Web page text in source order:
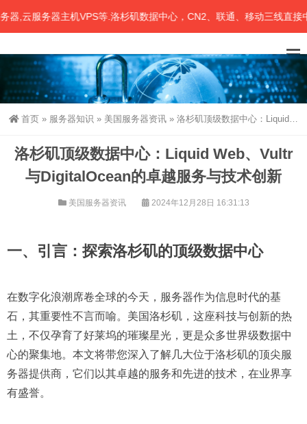
服务器主机VPS等.洛杉矶数据中心，CN2、联通、移动三线直接中国
首页 » 服务器知识 » 美国服务器资讯 » 洛杉矶顶级数据中心：Liquid Web、Vultr与DigitalOcean的卓越服务与技术创新
洛杉矶顶级数据中心：Liquid Web、Vultr
与DigitalOcean的卓越服务与技术创新
美国服务器资讯 2024年12月28日 16:31:13
一、引言：探索洛杉矶的顶级数据中心
在数字化浪潮席卷全球的今天，服务器作为信息时代的基
石，其重要性不言而喻。美国洛杉矶，这座科技与创新的热
土，不仅孕育了好莱坞的璀璨星光，更是众多世界级数据中
心的聚集地。本文将带您深入了解几大位于洛杉矶的顶尖服
务器提供商，它们以其卓越的服务和先进的技术，在业界享
有盛誉。